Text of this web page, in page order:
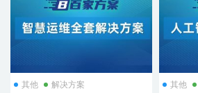
其他 解决方案 其他